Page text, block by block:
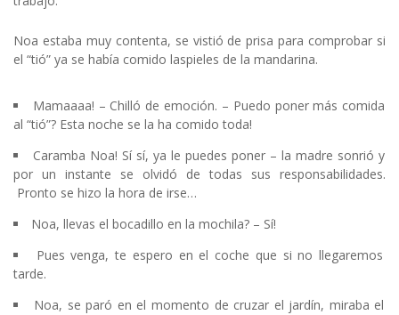
Noa estaba muy contenta, se vistió de prisa para comprobar si
el “tió” ya se había comido laspieles de la mandarina.
Mamaaaa! – Chilló de emoción. – Puedo poner más comida
al “tió”? Esta noche se la ha comido toda!
Caramba Noa! Sí sí, ya le puedes poner – la madre sonrió y
por un instante se olvidó de todas sus responsabilidades.
Pronto se hizo la hora de irse…
Noa, llevas el bocadillo en la mochila? – Sí!
Pues venga, te espero en el coche que si no llegaremos
tarde.
Noa, se paró en el momento de cruzar el jardín, miraba el